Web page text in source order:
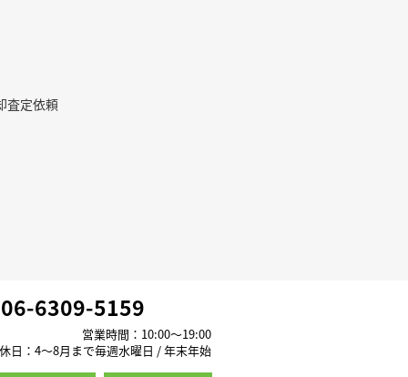
査定依頼
06-6309-5159
営業時間：10:00～19:00
日：4～8月まで毎週水曜日 / 年末年始